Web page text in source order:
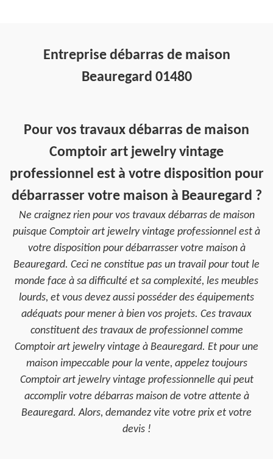
Entreprise débarras de maison
Beauregard 01480
Pour vos travaux débarras de maison
Comptoir art jewelry vintage
professionnel est à votre disposition pour
débarrasser votre maison à Beauregard ?
Ne craignez rien pour vos travaux débarras de maison
puisque Comptoir art jewelry vintage professionnel est à
votre disposition pour débarrasser votre maison à
Beauregard. Ceci ne constitue pas un travail pour tout le
monde face à sa difficulté et sa complexité, les meubles
lourds, et vous devez aussi posséder des équipements
adéquats pour mener à bien vos projets. Ces travaux
constituent des travaux de professionnel comme
Comptoir art jewelry vintage à Beauregard. Et pour une
maison impeccable pour la vente, appelez toujours
Comptoir art jewelry vintage professionnelle qui peut
accomplir votre débarras maison de votre attente à
Beauregard. Alors, demandez vite votre prix et votre
devis !